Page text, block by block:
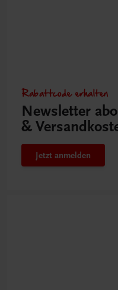
Rabattcode erhalten
Newsletter
&
Jetzt anmelden